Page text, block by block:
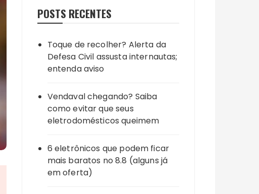
POSTS RECENTES
Toque de recolher? Alerta da
Defesa Civil assusta internautas;
entenda aviso
Vendaval chegando? Saiba
como evitar que seus
eletrodomésticos queimem
6 eletrônicos que podem ficar
mais baratos no 8.8 (alguns já
em oferta)